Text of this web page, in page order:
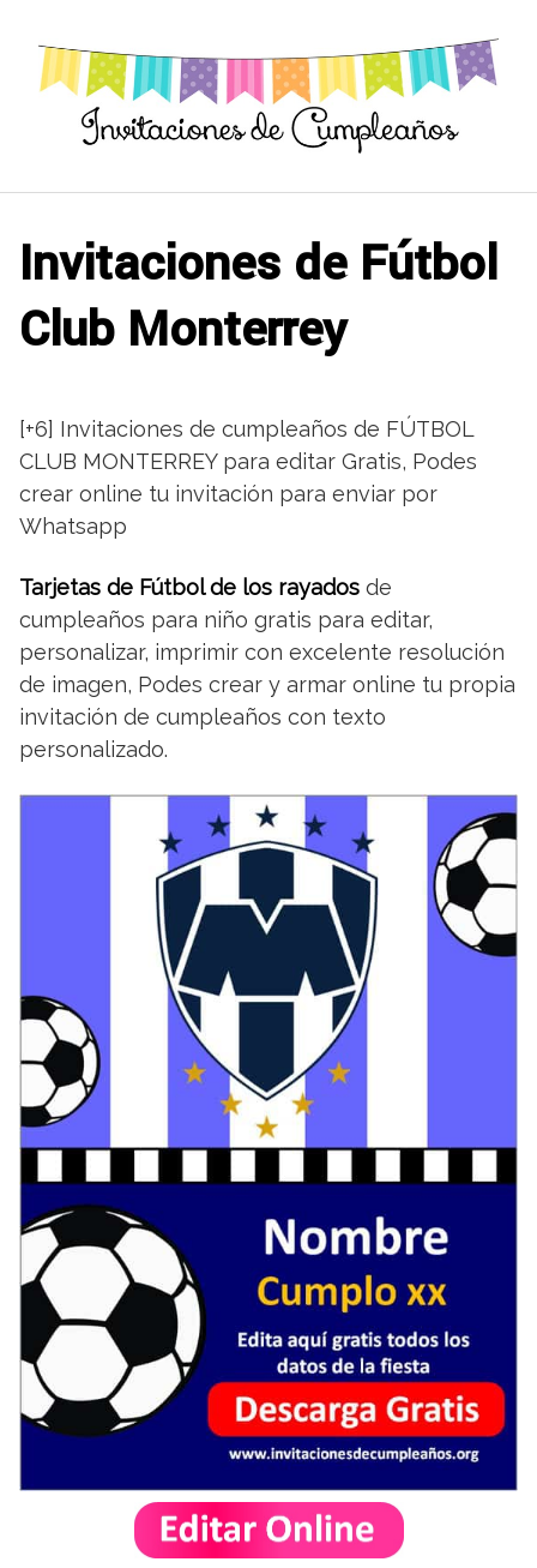
contenido
Invitaciones de Fútbol
Club Monterrey
[+6] Invitaciones de cumpleaños de FÚTBOL
CLUB MONTERREY para editar Gratis, Podes
crear online tu invitación para enviar por
Whatsapp
Tarjetas de Fútbol de los rayados de
cumpleaños para niño gratis para editar,
personalizar, imprimir con excelente resolución
de imagen, Podes crear y armar online tu propia
invitación de cumpleaños con texto
personalizado.